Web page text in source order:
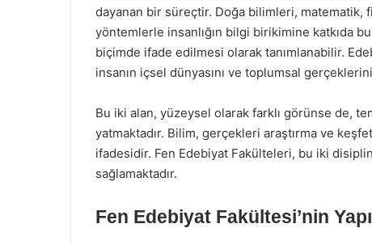
dayanan bir süreçtir. Doğa bilimleri, matematik,
yöntemlerle insanlığın bilgi birikimine katkıda
biçimde ifade edilmesi olarak tanımlanabilir.
insanın içsel dünyasını ve toplumsal gerçeklerini
Bu iki alan, yüzeysel olarak farklı görünse de,
yatmaktadır. Bilim, gerçekleri araştırma ve
ifadesidir. Fen Edebiyat Fakülteleri, bu iki
sağlamaktadır.
Fen Edebiyat Fakültesi’nin